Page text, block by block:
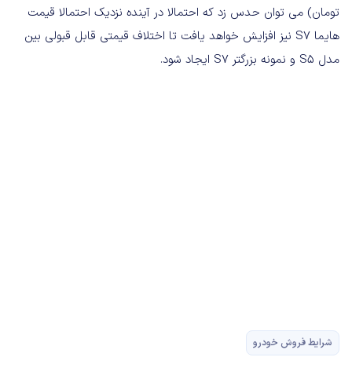
تومان) می توان حدس زد که احتمالا در آینده نزدیک احتمالا قیمت
هایما S7 نیز افزایش خواهد یافت تا اختلاف قیمتی قابل قبولی بین
مدل S5 و نمونه بزرگتر S7 ایجاد شود.
شرایط فروش خودرو